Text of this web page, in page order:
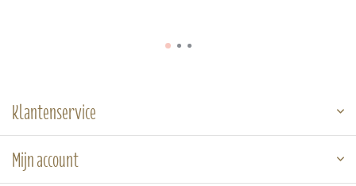
Klantenservice
Mijn account